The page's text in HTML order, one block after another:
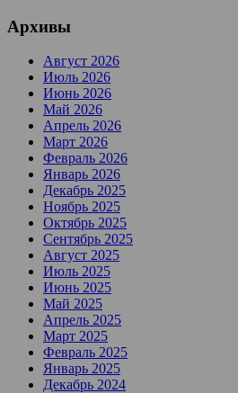
Архивы
Август 2026
Июль 2026
Июнь 2026
Май 2026
Апрель 2026
Март 2026
Февраль 2026
Январь 2026
Декабрь 2025
Ноябрь 2025
Октябрь 2025
Сентябрь 2025
Август 2025
Июль 2025
Июнь 2025
Май 2025
Апрель 2025
Март 2025
Февраль 2025
Январь 2025
Декабрь 2024